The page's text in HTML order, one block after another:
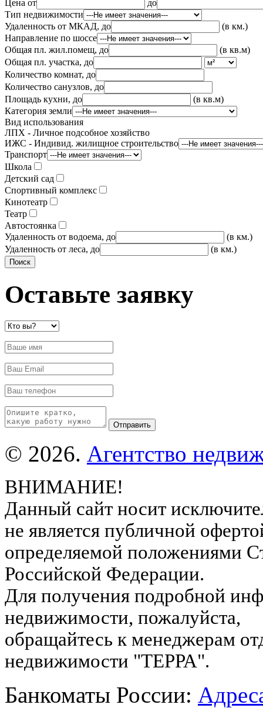
Цена от
до
Тип недвижимости
Удаленность от МКАД, до
(в км.)
Направление по шоссе
Общая пл. жил.помещ, до
(в кв.м)
Общая пл. участка, до
Количество комнат, до
Количество санузлов, до
Площадь кухни, до
(в кв.м)
Категория земли
Вид использования
ЛПХ - Личное подсобное хозяйство
ИЖС - Индивид. жилищное строительство
Транспорт
Школа
Детский сад
Спортивный комплекс
Кинотеатр
Театр
Автостоянка
Удаленность от водоема, до
(в км.)
Удаленность от леса, до
(в км.)
Оставьте заявку
© 2026. Агентство
ВНИМАНИЕ!
Данный сайт носит
не является публичной
определяемой положениями
Российской Федерации.
Для получения подробной
недвижимости, пожалуйста,
обращайтесь к менеджерам
недвижимости "ТЕРРА".
Банкоматы России: